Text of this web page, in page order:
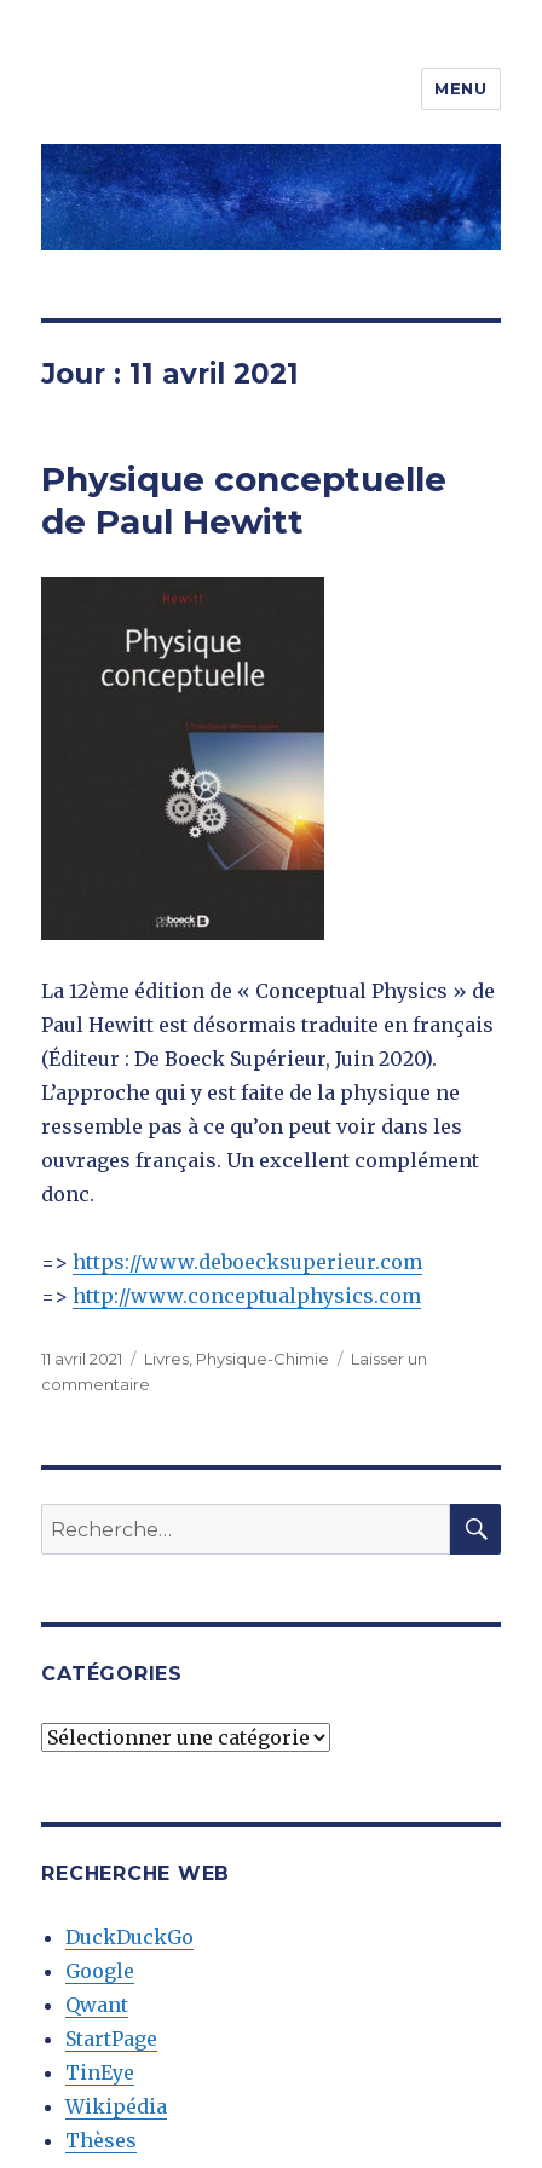
MENU
Jour : 11 avril 2021
Physique conceptuelle
de Paul Hewitt
La 12ème édition de « Conceptual Physics » de
Paul Hewitt est désormais traduite en français
(Éditeur : De Boeck Supérieur, Juin 2020).
L’approche qui y est faite de la physique ne
ressemble pas à ce qu’on peut voir dans les
ouvrages français. Un excellent complément
donc.
=>https://www.deboecksuperieur.com
=>http://www.conceptualphysics.com
Publié
le
11 avril 2021 Catégories
Livres, Physique-Chimie
Laisser un
commentaire
Hewitt
Recherche
pour :
CATÉGORIES
Catégories
RECHERCHE WEB
DuckDuckGo
Google
Qwant
StartPage
TinEye
Wikipédia
Thèses